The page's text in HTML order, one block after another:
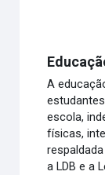
A
escola,
físicas,
a LDB e a